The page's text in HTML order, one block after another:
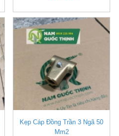
Kẹp Cáp Đồng Trần 3 Ngã 50
Mm2